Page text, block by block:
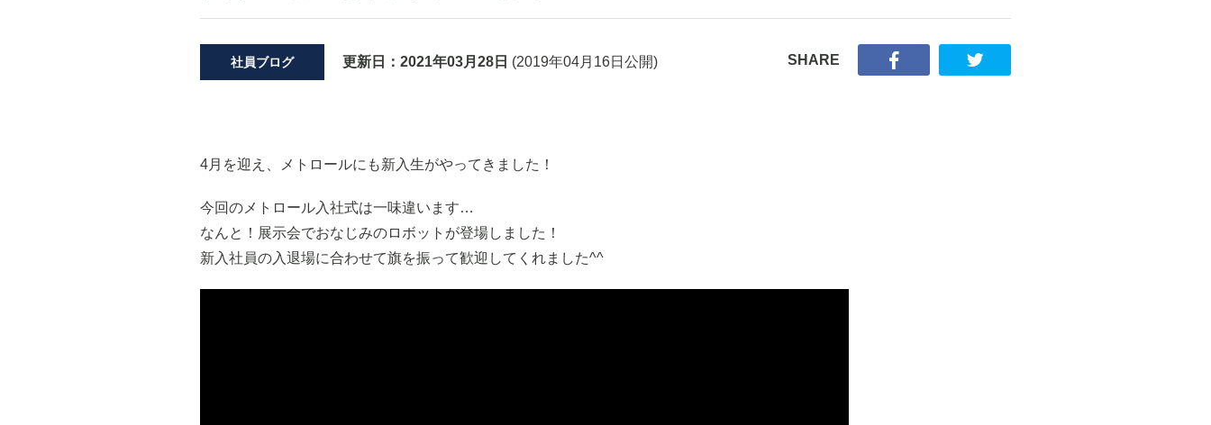
社員ブログ 更新日： 2021年03月28日 (2019年04月16日 公開) SHARE
4月を迎え、メトロールにも新入生がやってきました！
今回のメトロール入社式は一味違います…
なんと！展示会でおなじみのロボットが登場しました！
新入社員の入退場に合わせて旗を振って歓迎してくれました^^